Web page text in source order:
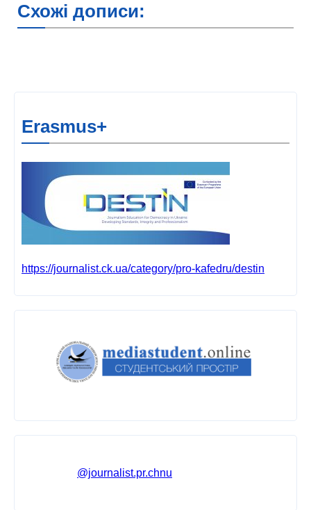
Схожі дописи:
Erasmus+
https://journalist.ck.ua/category/pro-kafedru/destin
@journalist.pr.chnu